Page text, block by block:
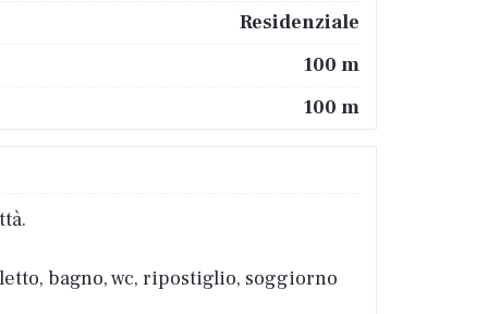
Residenziale
100 m
100 m
bagno, wc, ripostiglio, soggiorno